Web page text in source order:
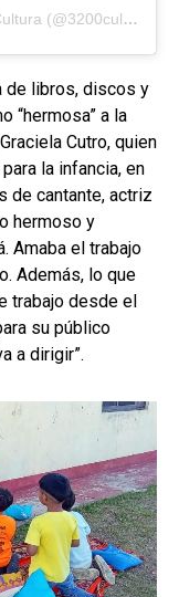
Una publicación compartida por 3200 Cultura (@3200cultura)
de libros, discos y
“hermosa” a la
Cutro, quien
la infancia, en
de cantante, actriz
hermoso y
Amaba el trabajo
Además, lo que
trabajo desde el
su público
a dirigir”.